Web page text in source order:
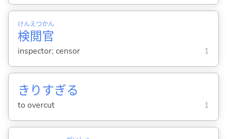
検
けん
閲
えつ
官
かん
inspector; censor 1
きりすぎる
to overcut 1